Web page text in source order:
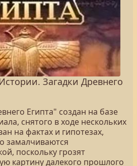
Загадки Древнего
Египта" создан на базе
снятого в ходе нескольких
на фактах и гипотезах,
замалчиваются
поскольку грозят
картину далекого прошлого